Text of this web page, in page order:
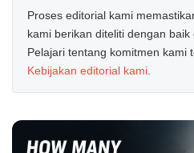
Proses editorial kami
kami berikan diteliti dengan baik
Pelajari tentang komitmen kami
Kebijakan editorial kami